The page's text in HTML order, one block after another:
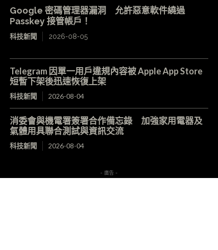
Google 密碼管理器漏洞 允許惡意軟件繞過
Passkey 接管帳戶！
科技新聞 2026-08-05
Telegram 因單一用戶違規內容被 Apple App Store
短暫下架後迅速恢復上架
科技新聞 2026-08-04
消委會與機電署簽署合作備忘錄 加強家用電器及
氣體用具聯合測試與資訊交流
科技新聞 2026-08-04
- 廣告 -